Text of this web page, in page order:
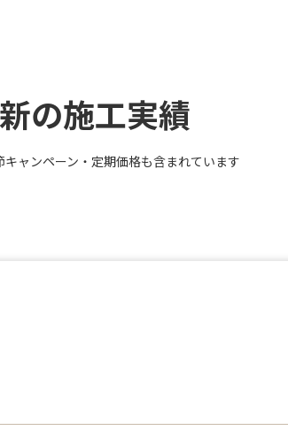
の施工実績
ャンペーン・定期価格も含まれています